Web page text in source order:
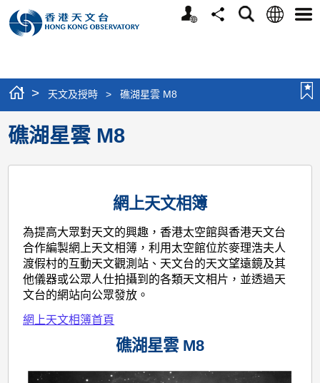
個
分
搜
語
選
> 天文及授時 > 礁湖星雲 M8
礁湖星雲 M8
網上天文相簿
為提高大眾對天文的興趣，香港太空館與香港天文台
合作編製網上天文相簿，利用太空館位於麥理浩夫人
渡假村的互動天文觀測站、天文台的天文望遠鏡及其
他儀器或公眾人仕拍攝到的各類天文相片，並透過天
文台的網站向公眾發放。
網上天文相簿首頁
礁湖星雲 M8